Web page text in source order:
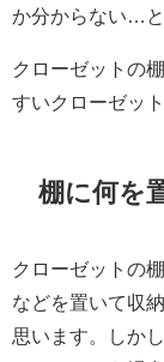
か分からない…
クローゼットの
すいクローゼッ
棚に何を
クローゼットの棚
などを置いて収
思います。しかし